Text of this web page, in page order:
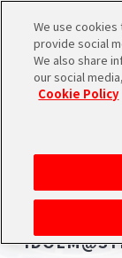
バンダイナム
アイド
グッズ
2024.02.02
【アイド
We use
provide social
We also share
our social
Cookie Policy